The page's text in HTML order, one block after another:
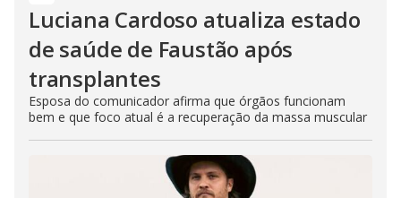
Luciana Cardoso atualiza estado
de saúde de Faustão após
transplantes
Esposa do comunicador afirma que órgãos funcionam
bem e que foco atual é a recuperação da massa muscular